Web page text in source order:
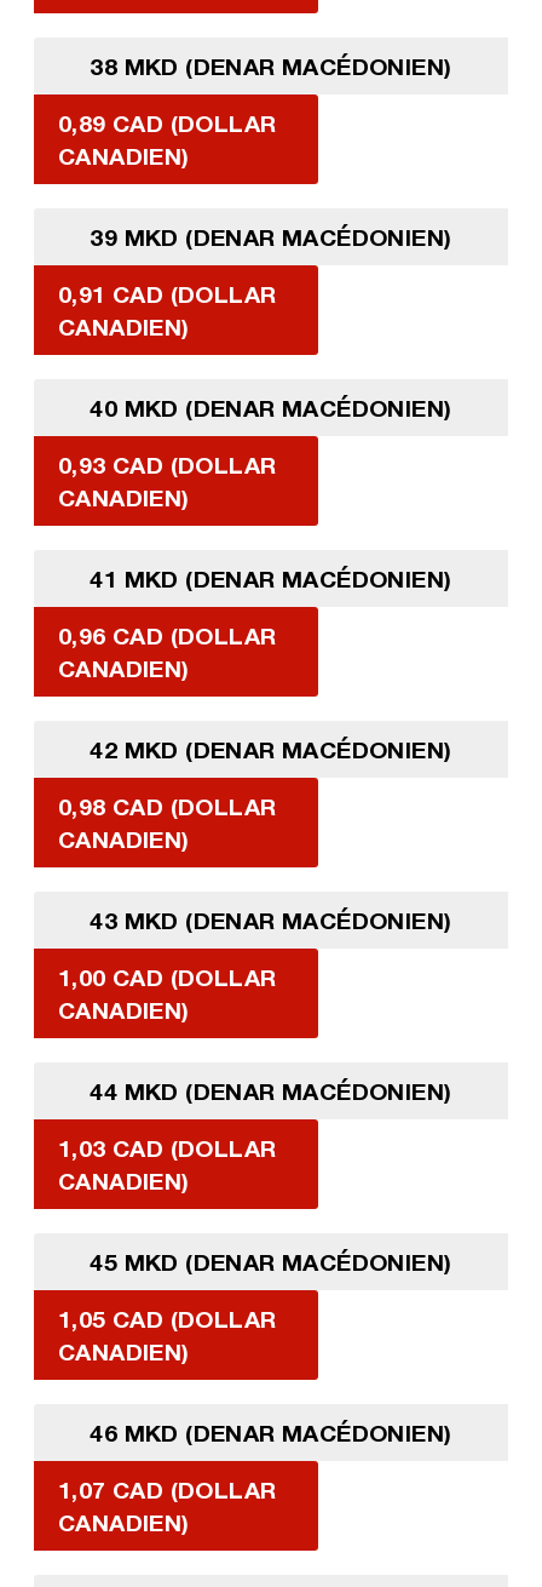
38 MKD (DENAR MACÉDONIEN)
0,89 CAD (DOLLAR
CANADIEN)
39 MKD (DENAR MACÉDONIEN)
0,91 CAD (DOLLAR
CANADIEN)
40 MKD (DENAR MACÉDONIEN)
0,93 CAD (DOLLAR
CANADIEN)
41 MKD (DENAR MACÉDONIEN)
0,96 CAD (DOLLAR
CANADIEN)
42 MKD (DENAR MACÉDONIEN)
0,98 CAD (DOLLAR
CANADIEN)
43 MKD (DENAR MACÉDONIEN)
1,00 CAD (DOLLAR
CANADIEN)
44 MKD (DENAR MACÉDONIEN)
1,03 CAD (DOLLAR
CANADIEN)
45 MKD (DENAR MACÉDONIEN)
1,05 CAD (DOLLAR
CANADIEN)
46 MKD (DENAR MACÉDONIEN)
1,07 CAD (DOLLAR
CANADIEN)